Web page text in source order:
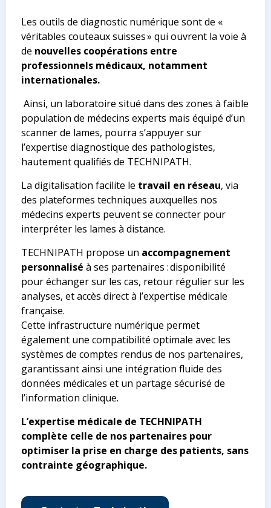
Les outils de diagnostic numérique sont de «
véritables couteaux suisses » qui ouvrent la voie à
de nouvelles coopérations entre
professionnels médicaux, notamment
internationales.
Ainsi, un laboratoire situé dans des zones à faible
population de médecins experts mais équipé d’un
scanner de lames, pourra s’appuyer sur
l’expertise diagnostique des pathologistes,
hautement qualifiés de TECHNIPATH.
La digitalisation facilite le travail en réseau, via
des plateformes techniques auxquelles nos
médecins experts peuvent se connecter pour
interpréter les lames à distance.
TECHNIPATH propose un accompagnement
personnalisé à ses partenaires : disponibilité
pour échanger sur les cas, retour régulier sur les
analyses, et accès direct à l’expertise médicale
française.
Cette infrastructure numérique permet
également une compatibilité optimale avec les
systèmes de comptes rendus de nos partenaires,
garantissant ainsi une intégration fluide des
données médicales et un partage sécurisé de
l’information clinique.
L’expertise médicale de TECHNIPATH
complète celle de nos partenaires pour
optimiser la prise en charge des patients, sans
contrainte géographique.